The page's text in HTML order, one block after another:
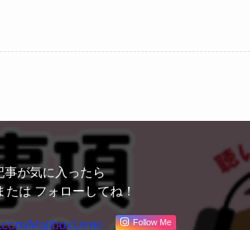
事が気に入ったら
は フォローしてね！
Follow Me